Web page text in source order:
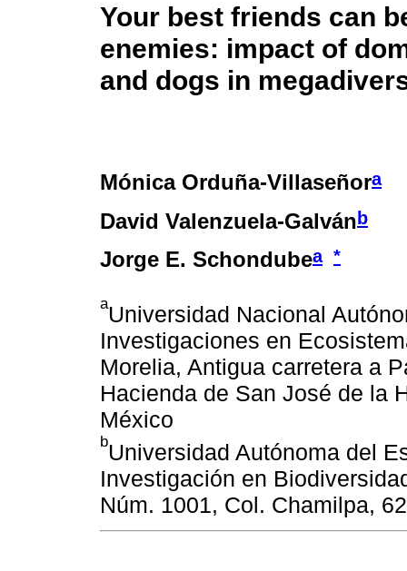
Your best friends can
enemies: impact of
and dogs in
Mónica Orduña-Villaseñora
David Valenzuela-Galvánb
Jorge E. Schondubea *
aUniversidad Nacional
Investigaciones en
Morelia, Antigua carretera a
Hacienda de San José de la
México
bUniversidad Autónoma del
Investigación en
Núm. 1001, Col. Chamilpa,